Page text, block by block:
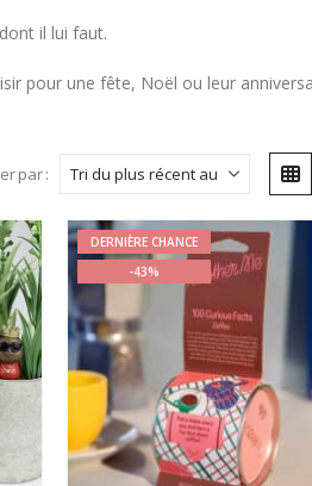
il lui faut.
pour une fête, Noël ou leur
par :
DERNIÈRE CHANCE
-43%